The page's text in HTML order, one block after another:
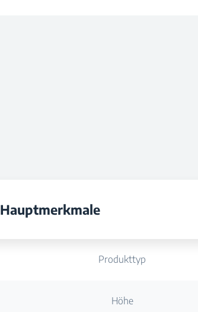
Hauptmerkmale
Produkttyp
Höhe